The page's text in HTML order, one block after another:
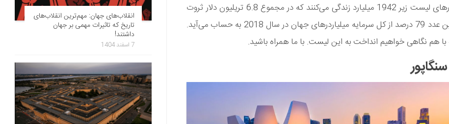
در کشورهای لیست زیر 1942 میلیارد زندگی می‌کنند که در مجموع 6.8 تریلیون دلار ثروت
دارند. این عدد 79 درصد از کل سرمایه میلیاردرهای جهان در سال 2018 به حساب می‌آید.
با هم نگاهی خواهیم انداخت به این لیست. با ما همراه باشید.
انقلاب‌های جهان: مهم‌ترین انقلاب‌های
تاریخ که تاثیرات مهمی بر جهان
داشتند!
7 اسفند 1404